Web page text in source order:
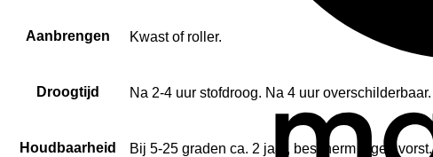
Aanbrengen Kwast of roller.
Droogtijd Na 2-4 uur stofdroog. Na 4 uur overschilderbaar.
Houdbaarheid Bij 5-25 graden ca. 2 jaar, bescherm tegen vorst.